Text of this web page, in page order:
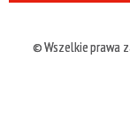
© Wszelkie prawa